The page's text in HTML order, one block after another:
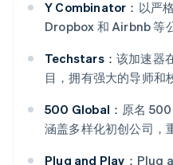
Y Combinator： 以严
Dropbox 和 Airbnb 等
Techstars： 该加速器
目，拥有强大的导师和
500 Global： 原名
涵盖多样化初创公司，
Plug and Play： Plug